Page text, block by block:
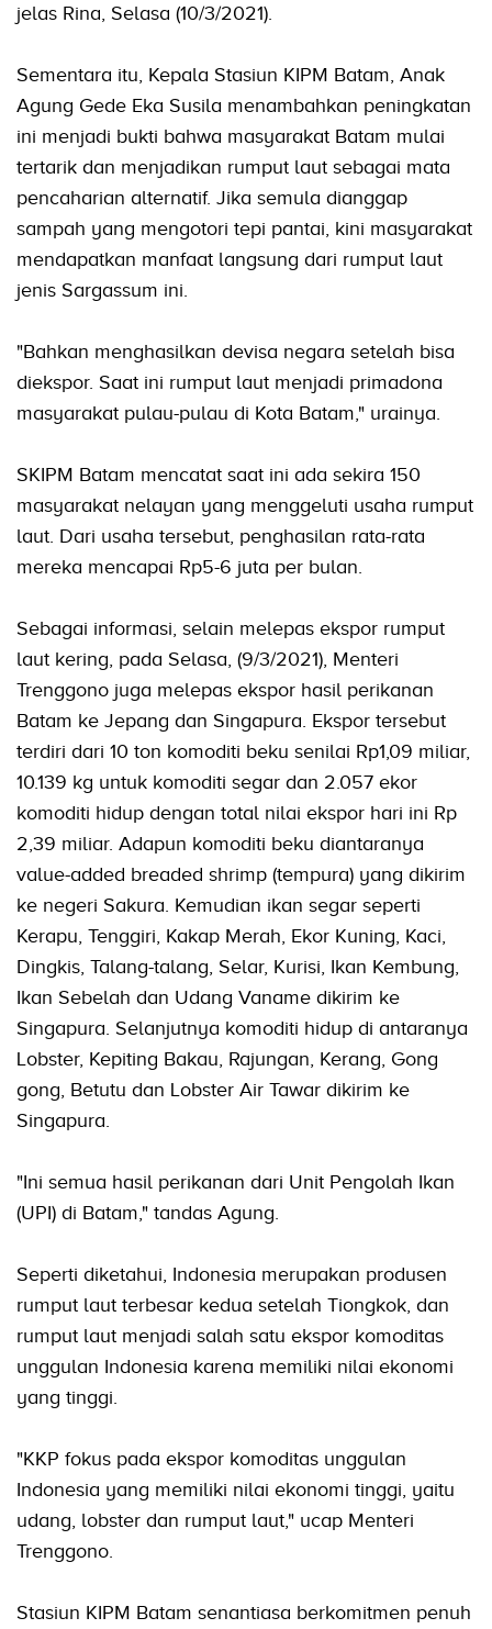
jelas Rina, Selasa (10/3/2021).
Sementara itu, Kepala Stasiun KIPM Batam, Anak
Agung Gede Eka Susila menambahkan peningkatan
ini menjadi bukti bahwa masyarakat Batam mulai
tertarik dan menjadikan rumput laut sebagai mata
pencaharian alternatif. Jika semula dianggap
sampah yang mengotori tepi pantai, kini masyarakat
mendapatkan manfaat langsung dari rumput laut
jenis Sargassum ini.
"Bahkan menghasilkan devisa negara setelah bisa
diekspor. Saat ini rumput laut menjadi primadona
masyarakat pulau-pulau di Kota Batam," urainya.
SKIPM Batam mencatat saat ini ada sekira 150
masyarakat nelayan yang menggeluti usaha rumput
laut. Dari usaha tersebut, penghasilan rata-rata
mereka mencapai Rp5-6 juta per bulan.
Sebagai informasi, selain melepas ekspor rumput
laut kering, pada Selasa, (9/3/2021), Menteri
Trenggono juga melepas ekspor hasil perikanan
Batam ke Jepang dan Singapura. Ekspor tersebut
terdiri dari 10 ton komoditi beku senilai Rp1,09 miliar,
10.139 kg untuk komoditi segar dan 2.057 ekor
komoditi hidup dengan total nilai ekspor hari ini Rp
2,39 miliar. Adapun komoditi beku diantaranya
value-added breaded shrimp (tempura) yang dikirim
ke negeri Sakura. Kemudian ikan segar seperti
Kerapu, Tenggiri, Kakap Merah, Ekor Kuning, Kaci,
Dingkis, Talang-talang, Selar, Kurisi, Ikan Kembung,
Ikan Sebelah dan Udang Vaname dikirim ke
Singapura. Selanjutnya komoditi hidup di antaranya
Lobster, Kepiting Bakau, Rajungan, Kerang, Gong
gong, Betutu dan Lobster Air Tawar dikirim ke
Singapura.
"Ini semua hasil perikanan dari Unit Pengolah Ikan
(UPI) di Batam," tandas Agung.
Seperti diketahui, Indonesia merupakan produsen
rumput laut terbesar kedua setelah Tiongkok, dan
rumput laut menjadi salah satu ekspor komoditas
unggulan Indonesia karena memiliki nilai ekonomi
yang tinggi.
"KKP fokus pada ekspor komoditas unggulan
Indonesia yang memiliki nilai ekonomi tinggi, yaitu
udang, lobster dan rumput laut," ucap Menteri
Trenggono.
Stasiun KIPM Batam senantiasa berkomitmen penuh